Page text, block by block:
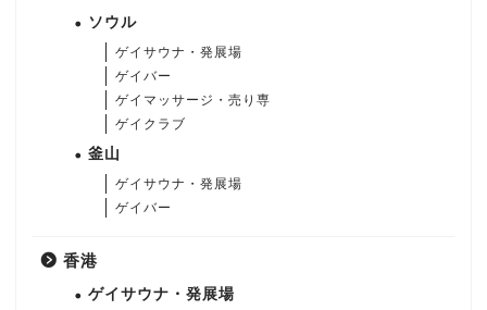
ソウル
ゲイサウナ・発展場
ゲイバー
ゲイマッサージ・売り専
ゲイクラブ
釜山
ゲイサウナ・発展場
ゲイバー
香港
ゲイサウナ・発展場